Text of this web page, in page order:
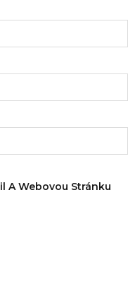
A Webovou Stránku